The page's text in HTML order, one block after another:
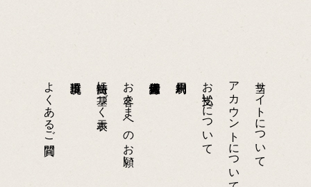
当サイトについて
アカウントについて
お支払いについて
お客さまへのお願い
特商法に基づく表示
よくあるご質問